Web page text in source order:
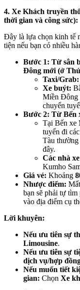
4. Xe Khách truyền
thời gian và công sức):
Đây là lựa chọn kinh tế
tiện nếu bạn có nhiều
Bước 1: Từ sân
Đông mới (ở
Taxi/Grab:
Xe buýt:
Miền Đông
chuyển
Bước 2: Từ Bến
Tại Bến xe
tuyến đi
Tàu
đây.
Các nhà
Kumho
Giá vé: Khoảng
Nhược điểm:
bạn sẽ phải tự
vào địa điểm cụ
Lời khuyên:
Nếu ưu tiên sự
Limousine.
Nếu ưu tiên sự
dịch vụ/hợp
Nếu muốn tiết
gian: Chọn Xe